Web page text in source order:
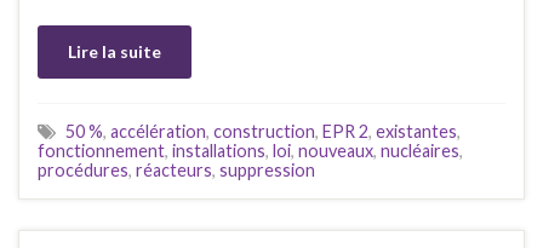
Lire la suite
50 %, accélération, construction, EPR 2, existantes,
fonctionnement, installations, loi, nouveaux, nucléaires,
procédures, réacteurs, suppression